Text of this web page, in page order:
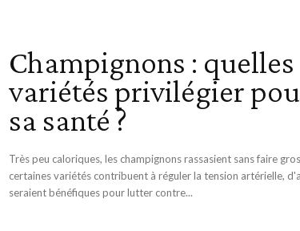
Champignons : quelles
variétés privilégier
sa santé ?
Très peu caloriques, les champignons rassasient sans faire
certaines variétés contribuent à réguler la tension artérielle,
seraient bénéfiques pour lutter contre...